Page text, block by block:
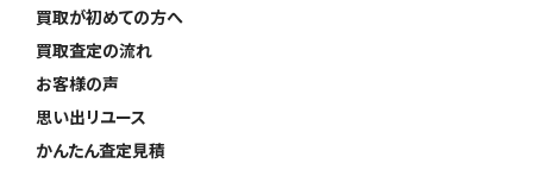
買取が初めての方へ
買取査定の流れ
お客様の声
思い出リユース
かんたん査定見積